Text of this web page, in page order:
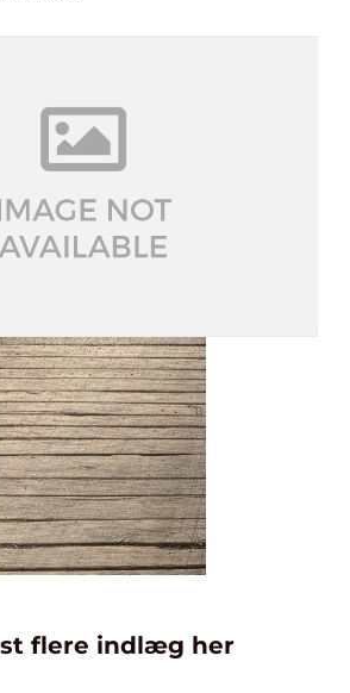
flere indlæg her